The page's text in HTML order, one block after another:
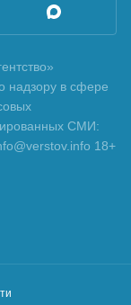
надзору в сфере
СМИ:
18+